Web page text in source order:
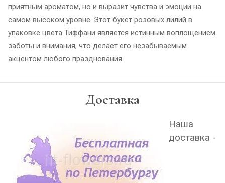
приятным ароматом, но и выразит чувства и эмоции на
самом высоком уровне. Этот букет розовых лилий в
упаковке цвета Тиффани является истинным воплощением
заботы и внимания, что делает его незабываемым
акцентом любого празднования.
Доставка
Наша
доставка -